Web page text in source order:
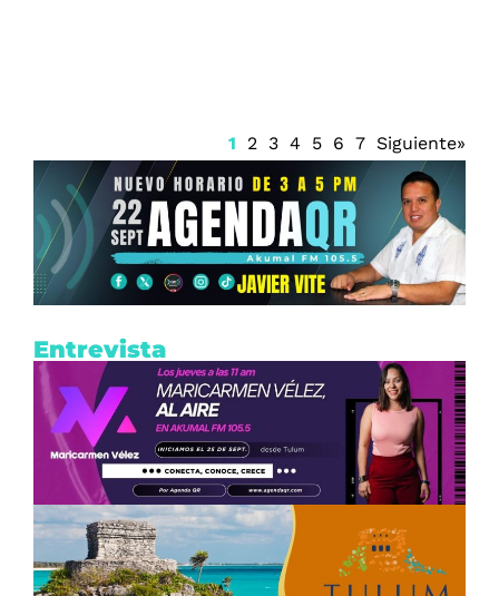
1 2 3 4 5 6 7 Siguiente»
Entrevista